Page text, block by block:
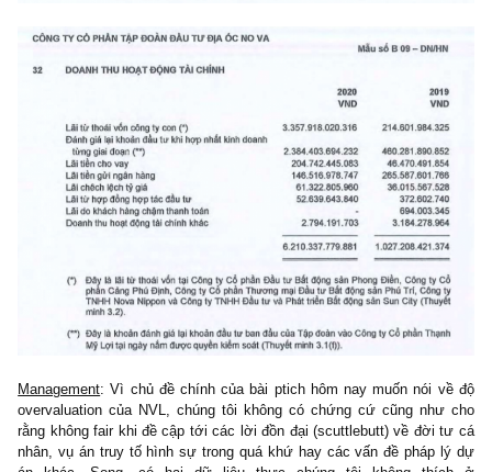
chúng tôi cực kỳ quan ngại về khoản doanh thu tài
2019, công ty có khoản“lãi từ giao dịch mua rẻ”
khác trị giá ~3,700 tỷ, nếu không có khoản đó, LN trước thuế
cty mất 85%. Năm 2020, kế toán viên NVL lại tiếp tục sáng
khoản d.thu tài chính“thoái vốn cty con” & “đánh giá lại
tư khi hợp nhất kinh doanh từng giai đoạn” (?)với tổng giá
đến ~5,700 tỷ, nếu loại trừ ra, thì gần như toàn bộ LN trước thuế
của NVL bị quét sạch hoàn toàn đến thua lỗ. Không thể phủ
tiết nầy là một lá cờ đỏ lớn, nó làm chúng tôi nhớ đến case
Student Marketing phía trên. Ngoài ra, chính vì các khoản sáng
các khoản phải thu “lạ” của NVL cũng đồng biến tăng từ 4,500